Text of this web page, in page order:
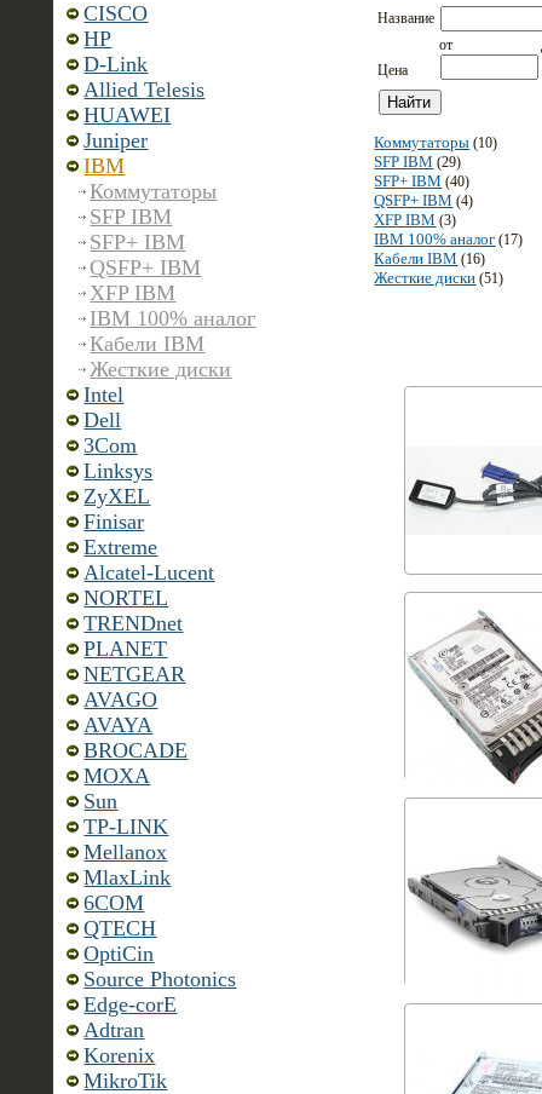
CISCO
HP
D-Link
Allied Telesis
HUAWEI
Juniper
IBM
Коммутаторы
SFP IBM
SFP+ IBM
QSFP+ IBM
XFP IBM
IBM 100% аналог
Кабели IBM
Жесткие диски
Intel
Dell
3Com
Linksys
ZyXEL
Finisar
Extreme
Alcatel-Lucent
NORTEL
TRENDnet
PLANET
NETGEAR
AVAGO
AVAYA
BROCADE
MOXA
Sun
TP-LINK
Mellanox
MlaxLink
6COM
QTECH
OptiCin
Source Photonics
Edge-corE
Adtran
Korenix
MikroTik
Название
Цена
от
Коммутаторы (10)
SFP IBM (29)
SFP+ IBM (40)
QSFP+ IBM (4)
XFP IBM (3)
IBM 100% аналог (17)
Кабели IBM (16)
Жесткие диски (51)